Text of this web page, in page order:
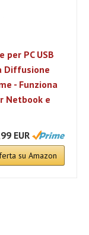
PC USB
Diffusione
- Funziona
Netbook e
EUR
su Amazon